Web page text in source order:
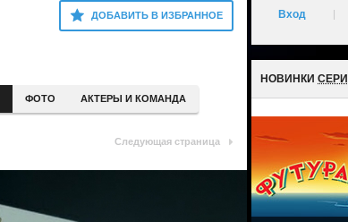
ДОБАВИТЬ В ИЗБРАННОЕ
ФОТО АКТЕРЫ И КОМАНДА
Следующая страница
Вход
НОВИНКИ